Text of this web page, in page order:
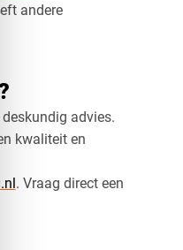
andere
advies.
kwaliteit en
. Vraag direct een